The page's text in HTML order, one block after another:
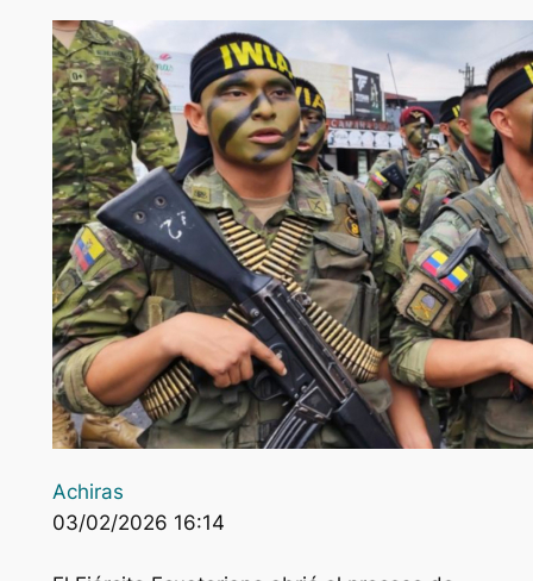
Achiras
03/02/2026 16:14